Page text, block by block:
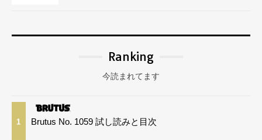
Ranking
今読まれてます
1 Brutus No. 1059 試し読みと目次